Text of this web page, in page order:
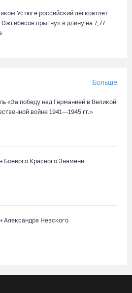
Устюге российский легкоатлет
прыгнул в длину на 7,77
Больше
«За победу над Германией в Великой
войне 1941—1945 гг.»
Боевого Красного Знамени
Александра Невского